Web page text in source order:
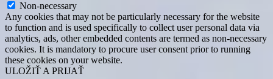
Non-necessary
Any cookies that may not be particularly necessary for the website
to function and is used specifically to collect user personal data via
analytics, ads, other embedded contents are termed as non-necessary
cookies. It is mandatory to procure user consent prior to running
these cookies on your website.
ULOŽIŤ A PRIJAŤ